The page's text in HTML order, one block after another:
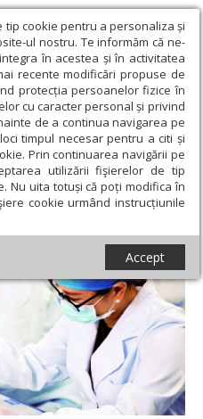
tip cookie pentru a personaliza și
ul nostru. Te informăm că ne-
în acestea și în activitatea
recente modificări propuse de
protecția persoanelor fizice în
cu caracter personal și privind
de a continua navigarea pe
timpul necesar pentru a citi și
Prin continuarea navigării pe
utilizării fişierelor de tip
Nu uita totuși că poți modifica în
cookie urmând instrucțiunile
Accept